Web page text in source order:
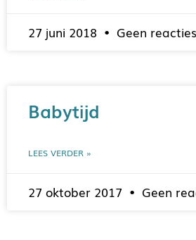
27 juni 2018 Geen reacties
Babytijd
LEES VERDER »
27 oktober 2017 Geen